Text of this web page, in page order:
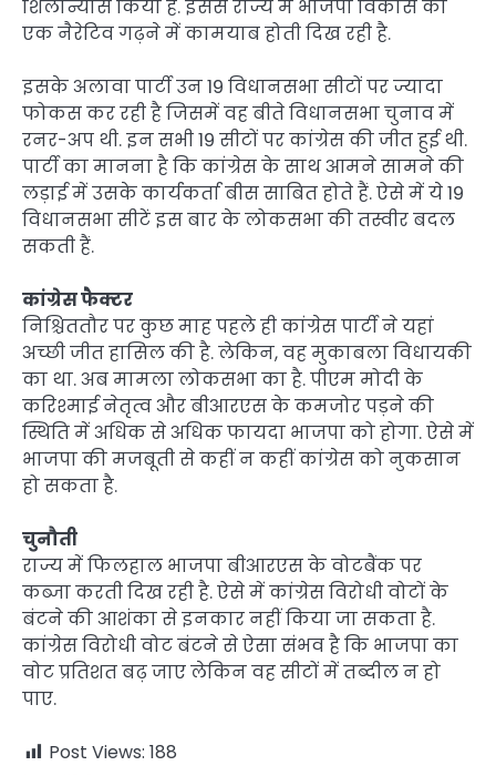
शिलान्यास किया है. इससे राज्य में भाजपा विकास की
एक नैरेटिव गढ़ने में कामयाब होती दिख रही है.
इसके अलावा पार्टी उन 19 विधानसभा सीटों पर ज्यादा
फोकस कर रही है जिसमें वह बीते विधानसभा चुनाव में
रनर-अप थी. इन सभी 19 सीटों पर कांग्रेस की जीत हुई थी.
पार्टी का मानना है कि कांग्रेस के साथ आमने सामने की
लड़ाई में उसके कार्यकर्ता बीस साबित होते हैं. ऐसे में ये 19
विधानसभा सीटें इस बार के लोकसभा की तस्वीर बदल
सकती हैं.
कांग्रेस फैक्टर
निश्चिततौर पर कुछ माह पहले ही कांग्रेस पार्टी ने यहां
अच्छी जीत हासिल की है. लेकिन, वह मुकाबला विधायकी
का था. अब मामला लोकसभा का है. पीएम मोदी के
करिश्माई नेतृत्व और बीआरएस के कमजोर पड़ने की
स्थिति में अधिक से अधिक फायदा भाजपा को होगा. ऐसे में
भाजपा की मजबूती से कहीं न कहीं कांग्रेस को नुकसान
हो सकता है.
चुनौती
राज्य में फिलहाल भाजपा बीआरएस के वोटबैंक पर
कब्जा करती दिख रही है. ऐसे में कांग्रेस विरोधी वोटों के
बंटने की आशंका से इनकार नहीं किया जा सकता है.
कांग्रेस विरोधी वोट बंटने से ऐसा संभव है कि भाजपा का
वोट प्रतिशत बढ़ जाए लेकिन वह सीटों में तब्दील न हो
पाए.
Post Views: 188